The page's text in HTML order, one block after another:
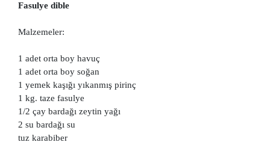
Fasulye dible
Malzemeler:
1 adet orta boy havuç
1 adet orta boy soğan
1 yemek kaşığı yıkanmış pirinç
1 kg. taze fasulye
1/2 çay bardağı zeytin yağı
2 su bardağı su
tuz karabiber